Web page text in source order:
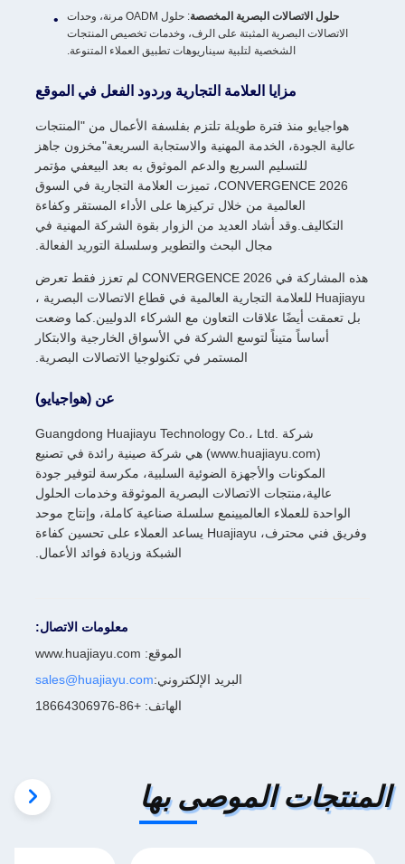
حلول الاتصالات البصرية المخصصة
: حلول OADM مرنة، وحدات
الاتصالات البصرية المثبتة على الرف، وخدمات تخصيص المنتجات
الشخصية لتلبية سيناريوهات تطبيق العملاء المتنوعة.
مزايا العلامة التجارية وردود الفعل في الموقع
هواجيايو منذ فترة طويلة تلتزم بفلسفة الأعمال من "المنتجات
عالية الجودة، الخدمة المهنية والاستجابة السريعة"مخزون جاهز
للتسليم السريع والدعم الموثوق به بعد البيعفي مؤتمر
CONVERGENCE 2026، تميزت العلامة التجارية في السوق
العالمية من خلال تركيزها على الأداء المستقر وكفاءة
التكاليف.وقد أشاد العديد من الزوار بقوة الشركة المهنية في
مجال البحث والتطوير وسلسلة التوريد الفعالة.
هذه المشاركة في CONVERGENCE 2026 لم تعزز فقط تعرض
Huajiayu للعلامة التجارية العالمية في قطاع الاتصالات البصرية ،
بل تعمقت أيضًا علاقات التعاون مع الشركاء الدوليين.كما وضعت
أساساً متيناً لتوسع الشركة في الأسواق الخارجية والابتكار
المستمر في تكنولوجيا الاتصالات البصرية.
عن (هواجيايو)
شركة Guangdong Huajiayu Technology Co.، Ltd.
(www.huajiayu.com) هي شركة صينية رائدة في تصنيع
المكونات والأجهزة الضوئية السلبية، مكرسة لتوفير جودة
عالية،منتجات الاتصالات البصرية الموثوقة وخدمات الحلول
الواحدة للعملاء العالميينمع سلسلة صناعية كاملة، وإنتاج موحد
وفريق فني محترف، Huajiayu يساعد العملاء على تحسين كفاءة
الشبكة وزيادة فوائد الأعمال.
معلومات الاتصال:
الموقع: www.huajiayu.com
البريد الإلكتروني:sales@huajiayu.com
الهاتف: +86-18664306976
المنتجات الموصى بها